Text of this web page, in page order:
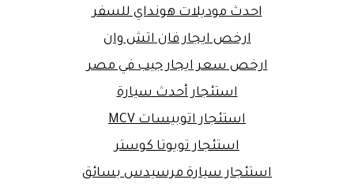
احدث موديلات هونداي للسفر
ارخص ايجار فان اتش وان
ارخص سعر ايجار جيب في مصر
استئجار أحدث سيارة
استئجار اتوبيسات MCV
استئجار تويوتا كوستر
استئجار سيارة مرسيدس بسائق